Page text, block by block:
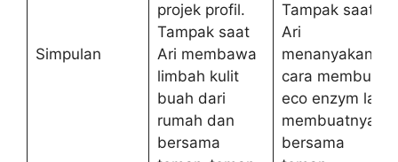
Simpulan
projek profil.
Tampak saat
Ari membawa
limbah kulit
buah dari
rumah dan
bersama
Tampak saat
Ari
menanyakan
cara membuat
eco enzym lalu
membuatnya
bersama